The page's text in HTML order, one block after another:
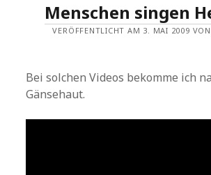
Menschen singen
VERÖFFENTLICHT AM 3. MAI 2009
Bei solchen Videos bekomme ich
Gänsehaut.